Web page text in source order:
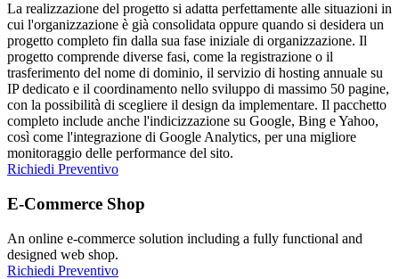
La realizzazione del progetto si adatta perfettamente alle situazioni in
cui l'organizzazione è già consolidata oppure quando si desidera un
progetto completo fin dalla sua fase iniziale di organizzazione. Il
progetto comprende diverse fasi, come la registrazione o il
trasferimento del nome di dominio, il servizio di hosting annuale su
IP dedicato e il coordinamento nello sviluppo di massimo 50 pagine,
con la possibilità di scegliere il design da implementare. Il pacchetto
completo include anche l'indicizzazione su Google, Bing e Yahoo,
così come l'integrazione di Google Analytics, per una migliore
monitoraggio delle performance del sito.
Richiedi Preventivo
E-Commerce Shop
An online e-commerce solution including a fully functional and
designed web shop.
Richiedi Preventivo